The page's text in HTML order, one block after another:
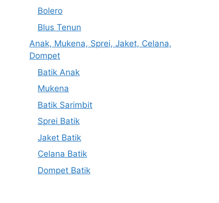
Bolero
Blus Tenun
Anak, Mukena, Sprei, Jaket, Celana,
Dompet
Batik Anak
Mukena
Batik Sarimbit
Sprei Batik
Jaket Batik
Celana Batik
Dompet Batik